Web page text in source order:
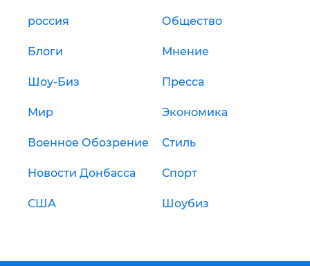
россия Общество
Блоги Мнение
Шоу-Биз Пресса
Мир Экономика
Военное Обозрение Стиль
Новости Донбасса Спорт
США Шоубиз